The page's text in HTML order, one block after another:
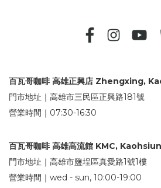
百瓦哥咖啡 高雄正興店 Zhengxing,
門市地址｜高雄市三民區正興路181號
營業時間｜07:30-16:30
百瓦哥咖啡 高雄高流館 KMC,
門市地址｜高雄市鹽埕區真愛路1號1樓
營業時間｜wed - sun, 10:00-19:00